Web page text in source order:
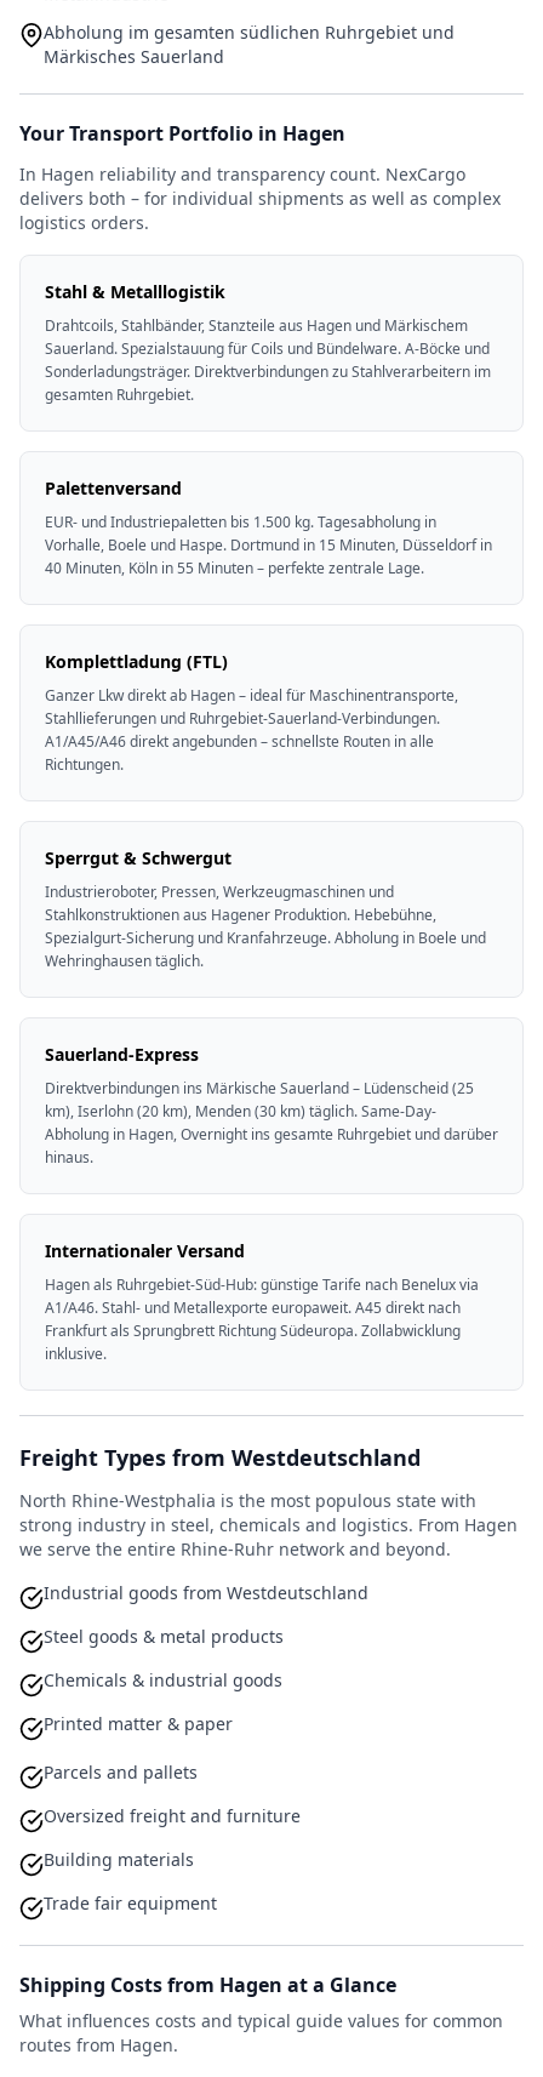
Abholung im gesamten südlichen Ruhrgebiet und
Märkisches Sauerland
Your Transport Portfolio in Hagen
In Hagen reliability and transparency count. NexCargo
delivers both – for individual shipments as well as complex
logistics orders.
Stahl & Metalllogistik
Drahtcoils, Stahlbänder, Stanzteile aus Hagen und Märkischem
Sauerland. Spezialstauung für Coils und Bündelware. A-Böcke und
Sonderladungsträger. Direktverbindungen zu Stahlverarbeitern im
gesamten Ruhrgebiet.
Palettenversand
EUR- und Industriepaletten bis 1.500 kg. Tagesabholung in
Vorhalle, Boele und Haspe. Dortmund in 15 Minuten, Düsseldorf in
40 Minuten, Köln in 55 Minuten – perfekte zentrale Lage.
Komplettladung (FTL)
Ganzer Lkw direkt ab Hagen – ideal für Maschinentransporte,
Stahllieferungen und Ruhrgebiet-Sauerland-Verbindungen.
A1/A45/A46 direkt angebunden – schnellste Routen in alle
Richtungen.
Sperrgut & Schwergut
Industrieroboter, Pressen, Werkzeugmaschinen und
Stahlkonstruktionen aus Hagener Produktion. Hebebühne,
Spezialgurt-Sicherung und Kranfahrzeuge. Abholung in Boele und
Wehringhausen täglich.
Sauerland-Express
Direktverbindungen ins Märkische Sauerland – Lüdenscheid (25
km), Iserlohn (20 km), Menden (30 km) täglich. Same-Day-
Abholung in Hagen, Overnight ins gesamte Ruhrgebiet und darüber
hinaus.
Internationaler Versand
Hagen als Ruhrgebiet-Süd-Hub: günstige Tarife nach Benelux via
A1/A46. Stahl- und Metallexporte europaweit. A45 direkt nach
Frankfurt als Sprungbrett Richtung Südeuropa. Zollabwicklung
inklusive.
Freight Types from Westdeutschland
North Rhine-Westphalia is the most populous state with
strong industry in steel, chemicals and logistics. From Hagen
we serve the entire Rhine-Ruhr network and beyond.
Industrial goods from Westdeutschland
Steel goods & metal products
Chemicals & industrial goods
Printed matter & paper
Parcels and pallets
Oversized freight and furniture
Building materials
Trade fair equipment
Shipping Costs from Hagen at a Glance
What influences costs and typical guide values for common
routes from Hagen.